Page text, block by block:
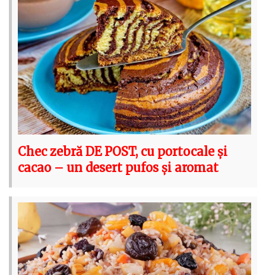
Chec zebră DE POST, cu portocale și
cacao – un desert pufos și aromat